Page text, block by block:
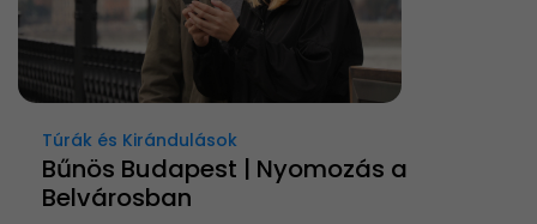
Túrák és Kirándulások
Bűnös Budapest | Nyomozás a
Belvárosban